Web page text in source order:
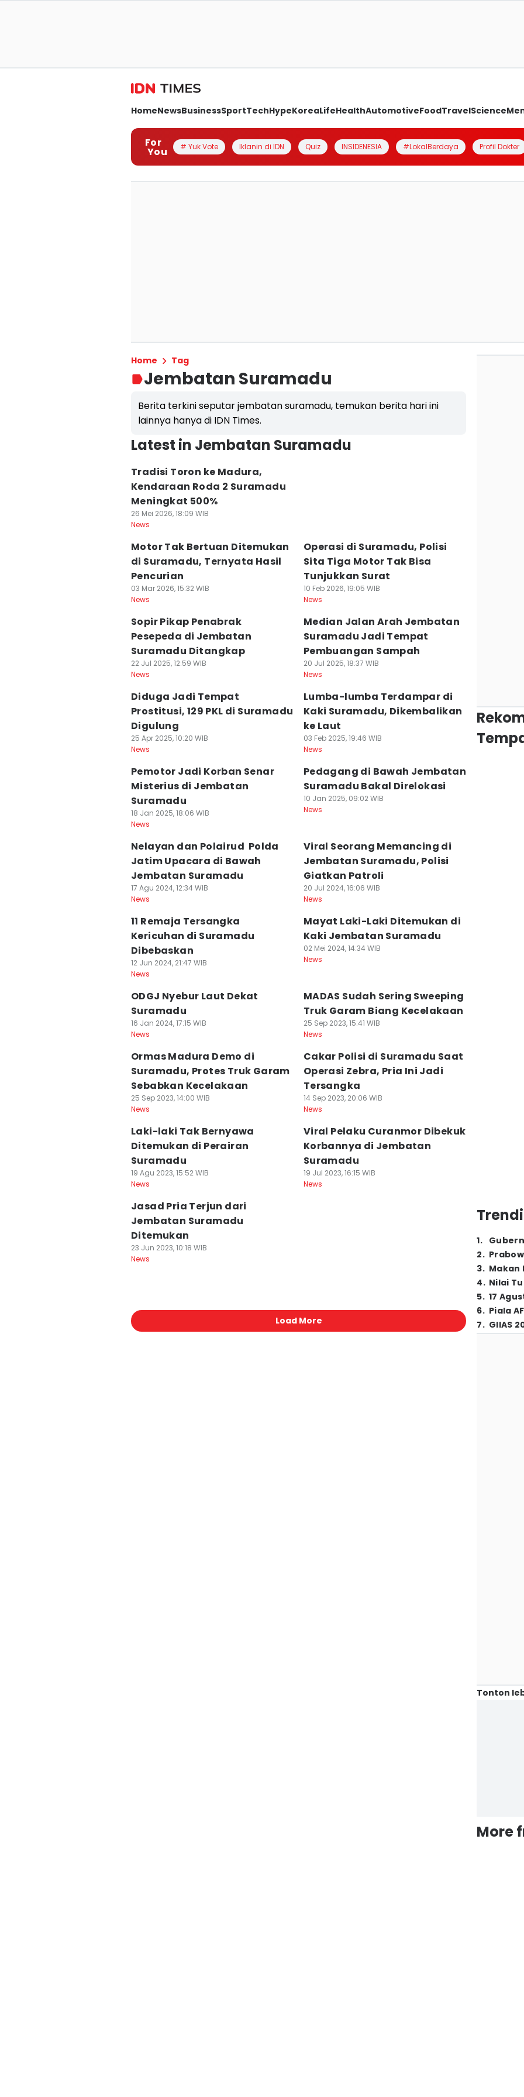
HomeNewsBusinessSportTechHypeKoreaLifeHealthAutomotiveFoodTravelScience
For
You # Yuk Vote Iklanin di IDN Quiz INSIDENESIA #LokalBerdaya Profil Dokter
Home Tag
Jembatan Suramadu
Berita terkini seputar jembatan suramadu, temukan berita hari ini
lainnya hanya di IDN Times.
Latest in Jembatan Suramadu
Tradisi Toron ke Madura,
Kendaraan Roda 2 Suramadu
Meningkat 500%
26 Mei 2026, 18:09 WIB
News
Motor Tak Bertuan Ditemukan
di Suramadu, Ternyata Hasil
Pencurian
03 Mar 2026, 15:32 WIB
News
Operasi di Suramadu, Polisi
Sita Tiga Motor Tak Bisa
Tunjukkan Surat
10 Feb 2026, 19:05 WIB
News
Sopir Pikap Penabrak
Pesepeda di Jembatan
Suramadu Ditangkap
22 Jul 2025, 12:59 WIB
News
Median Jalan Arah Jembatan
Suramadu Jadi Tempat
Pembuangan Sampah
20 Jul 2025, 18:37 WIB
News
Diduga Jadi Tempat
Prostitusi, 129 PKL di Suramadu
Digulung
25 Apr 2025, 10:20 WIB
News
Lumba-lumba Terdampar di
Kaki Suramadu, Dikembalikan
ke Laut
03 Feb 2025, 19:46 WIB
News
Pemotor Jadi Korban Senar
Misterius di Jembatan
Suramadu
18 Jan 2025, 18:06 WIB
News
Pedagang di Bawah Jembatan
Suramadu Bakal Direlokasi
10 Jan 2025, 09:02 WIB
News
Nelayan dan Polairud Polda
Jatim Upacara di Bawah
Jembatan Suramadu
17 Agu 2024, 12:34 WIB
News
Viral Seorang Memancing di
Jembatan Suramadu, Polisi
Giatkan Patroli
20 Jul 2024, 16:06 WIB
News
11 Remaja Tersangka
Kericuhan di Suramadu
Dibebaskan
12 Jun 2024, 21:47 WIB
News
Mayat Laki-Laki Ditemukan di
Kaki Jembatan Suramadu
02 Mei 2024, 14:34 WIB
News
ODGJ Nyebur Laut Dekat
Suramadu
16 Jan 2024, 17:15 WIB
News
MADAS Sudah Sering Sweeping
Truk Garam Biang Kecelakaan
25 Sep 2023, 15:41 WIB
News
Ormas Madura Demo di
Suramadu, Protes Truk Garam
Sebabkan Kecelakaan
25 Sep 2023, 14:00 WIB
News
Cakar Polisi di Suramadu Saat
Operasi Zebra, Pria Ini Jadi
Tersangka
14 Sep 2023, 20:06 WIB
News
Laki-laki Tak Bernyawa
Ditemukan di Perairan
Suramadu
19 Agu 2023, 15:52 WIB
News
Viral Pelaku Curanmor Dibekuk
Korbannya di Jembatan
Suramadu
19 Jul 2023, 16:15 WIB
News
Jasad Pria Terjun dari
Jembatan Suramadu
Ditemukan
23 Jun 2023, 10:18 WIB
News
Load More
1.
2.
3. Makan
4. Nilai
5. 17
6. Piala
7. GIIAS
Tonton
More